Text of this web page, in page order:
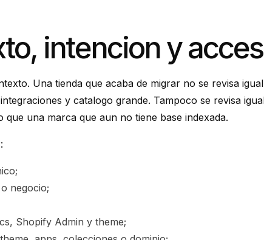
intencion y
Una tienda que acaba de migrar no se revisa
y catalogo grande. Tampoco se revisa
una marca que aun no tiene base indexada.
negocio;
Shopify Admin y theme;